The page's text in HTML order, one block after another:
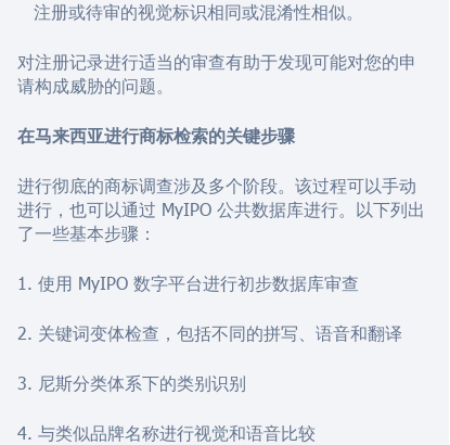
注册或待审的视觉标识相同或混淆性相似。
对注册记录进行适当的审查有助于发现可能对您的申
请构成威胁的问题。
在马来西亚进行商标检索的关键步骤
进行彻底的商标调查涉及多个阶段。该过程可以手动
进行，也可以通过 MyIPO 公共数据库进行。以下列出
了一些基本步骤：
1. 使用 MyIPO 数字平台进行初步数据库审查
2. 关键词变体检查，包括不同的拼写、语音和翻译
3. 尼斯分类体系下的类别识别
4. 与类似品牌名称进行视觉和语音比较